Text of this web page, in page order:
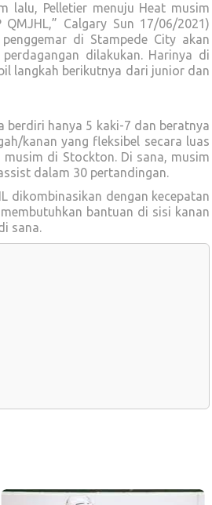
lalu, Pelletier menuju Heat musim
Calgary Sun 17/06/2021)
di Stampede City akan
dilakukan. Harinya di
langkah berikutnya dari junior dan
berdiri hanya 5 kaki-7 dan beratnya
kanan yang fleksibel secara luas
di Stockton. Di sana, musim
dalam 30 pertandingan.
dikombinasikan dengan kecepatan
bantuan di sisi kanan
sana.